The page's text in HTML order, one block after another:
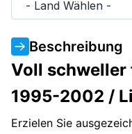
- Land Wählen -
Beschreibung
Voll schweller
1995-2002 /
Erzielen Sie